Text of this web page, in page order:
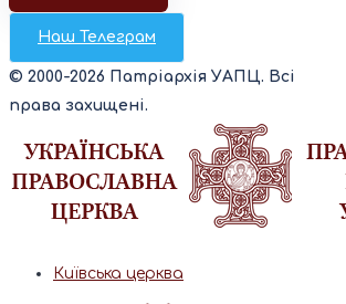
Наш Телеграм
© 2000-2026 Патріархія УАПЦ. Всі
права захищені.
Київська церква